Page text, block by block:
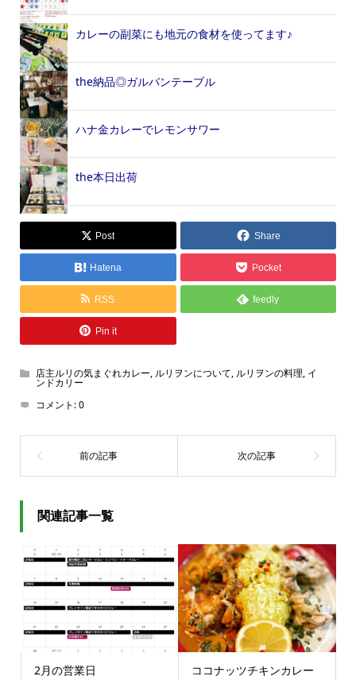
カレーの副菜にも地元の食材を使ってます♪
the納品◎ガルバンテーブル
ハナ金カレーでレモンサワー
the本日出荷
Post Share
Hatena Pocket
RSS feedly
Pin it
店主ルリの気まぐれカレー, ルリヲンについて, ルリヲンの料理, イ
ンドカリー
コメント:0
関連記事一覧
2月の営業日
ココナッツチキンカレー